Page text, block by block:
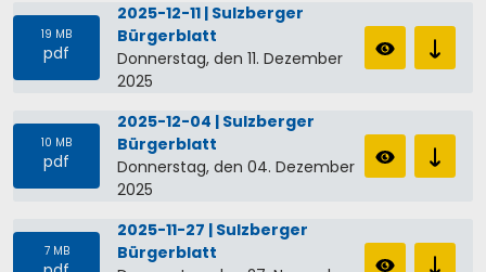
19 MB
pdf
2025-12-11 | Sulzberger
Bürgerblatt
Donnerstag, den 11. Dezember
2025
10 MB
pdf
2025-12-04 | Sulzberger
Bürgerblatt
Donnerstag, den 04. Dezember
2025
7 MB
2025-11-27 | Sulzberger
Bürgerblatt